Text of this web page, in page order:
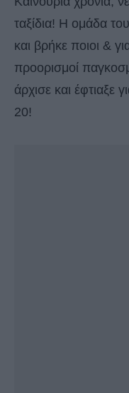
ταξίδια! Η ομάδα
και βρήκε ποιοι &
προορισμοί
άρχισε και έφτιαξε
20!